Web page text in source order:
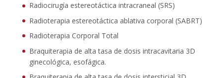
Radiocirugía estereotáctica intracraneal (SRS)
Radioterapia estereotáctica ablativa corporal (SABRT)
Radioterapia Corporal Total
Braquiterapia de alta tasa de dosis intracavitaria 3D
ginecológica, esofágica.